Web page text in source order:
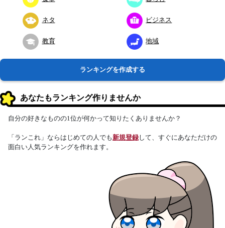
ネタ ビジネス
教育 地域
ランキングを作成する
あなたもランキング作りませんか
自分の好きなものの1位が何かって知りたくありませんか？
「ランこれ」ならはじめての人でも新規登録して、すぐにあなただけの
面白い人気ランキングを作れます。